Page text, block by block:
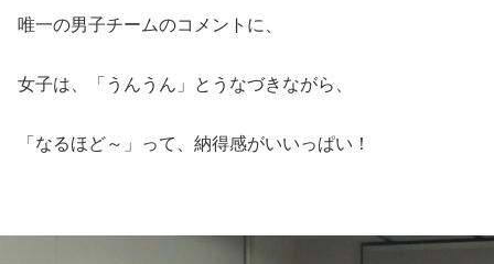
唯一の男子チームのコメントに、
女子は、「うんうん」とうなづきながら、
「なるほど～」って、納得感がいいっぱい！